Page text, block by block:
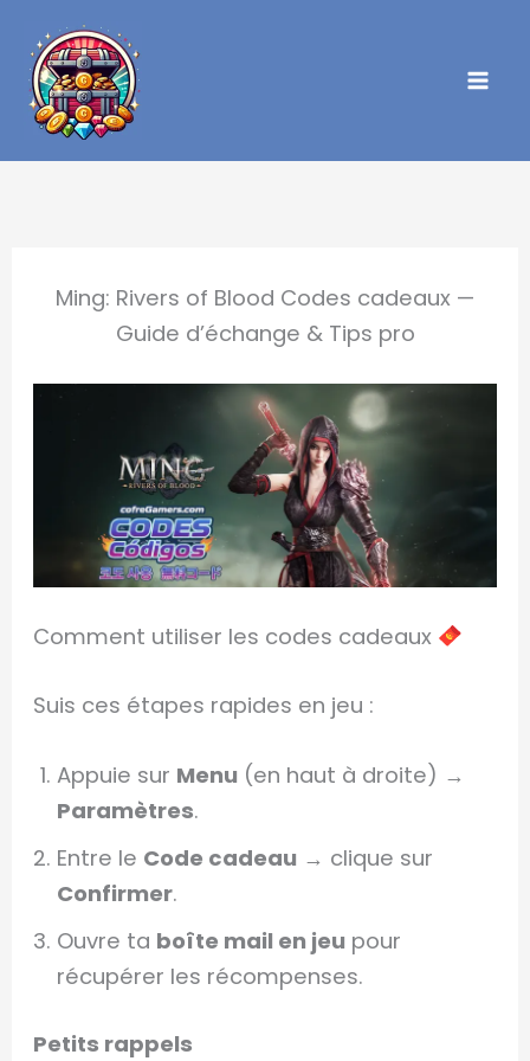
contenu
Ming: Rivers of Blood Codes cadeaux —
Guide d’échange & Tips pro
Comment utiliser les codes cadeaux
Suis ces étapes rapides en jeu :
Appuie sur Menu (en haut à droite) →
Paramètres.
Entre le Code cadeau → clique sur
Confirmer.
Ouvre ta boîte mail en jeu pour
récupérer les récompenses.
Petits rappels